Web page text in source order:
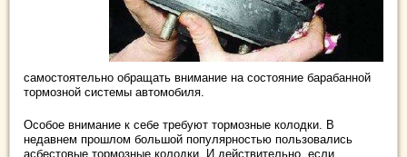
самостоятельно обращать внимание на состояние барабанной
тормозной системы автомобиля.
Особое внимание к себе требуют тормозные колодки. В
недавнем прошлом большой популярностью пользовались
асбестовые тормозные колодки. И действительно, если